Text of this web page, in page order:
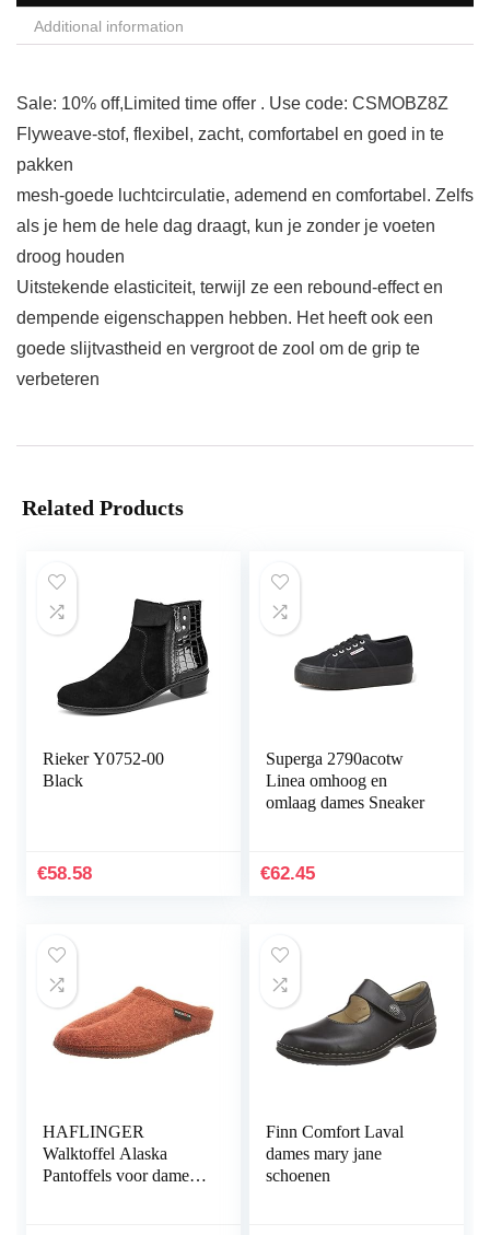
Additional information
Sale: 10% off,Limited time offer . Use code: CSMOBZ8Z
Flyweave-stof, flexibel, zacht, comfortabel en goed in te
pakken
mesh-goede luchtcirculatie, ademend en comfortabel. Zelfs
als je hem de hele dag draagt, kun je zonder je voeten
droog houden
Uitstekende elasticiteit, terwijl ze een rebound-effect en
dempende eigenschappen hebben. Het heeft ook een
goede slijtvastheid en vergroot de zool om de grip te
verbeteren
Related Products
Rieker Y0752-00
Black
€58.58
Superga 2790acotw
Linea omhoog en
omlaag dames Sneaker
€62.45
HAFLINGER
Walktoffel Alaska
Pantoffels voor dames,
Finn Comfort Laval
dames mary jane
schoenen